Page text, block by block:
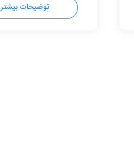
توضیحات بیشتر